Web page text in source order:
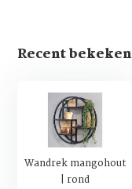
Recent bekeken
Wandrek mangohout
| rond